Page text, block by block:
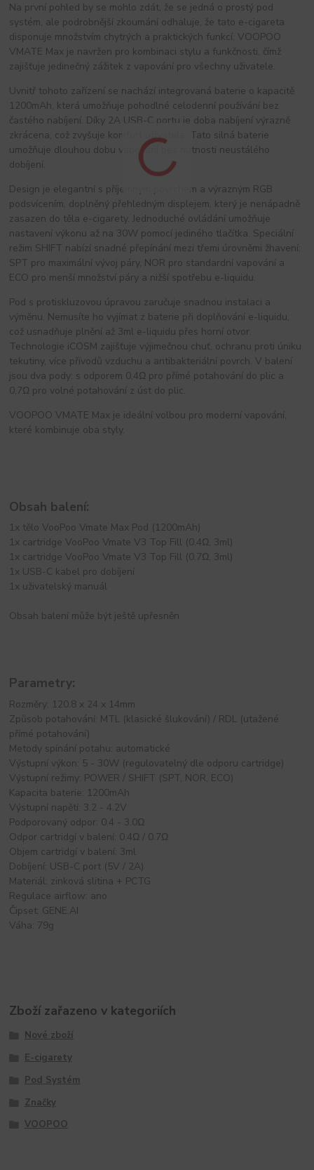
Na první pohled by se mohlo zdát, že se jedná o prostý pod
systém, ale podrobnější zkoumání odhaluje, že tato e-cigareta
disponuje množstvím chytrých a praktických funkcí. VOOPOO
VMATE Max je navržen pro kombinaci stylu a funkčnosti, čímž
zajišťuje jedinečný zážitek z vapování pro všechny uživatele.
Uvnitř tohoto zařízení se nachází integrovaná baterie o kapacitě
1200mAh, která umožňuje pohodlné celodenní používání bez
častého nabíjení. Díky 2A USB-C portu je doba nabíjení výrazně
zkrácena, což zvyšuje komfort uživatele. Tato silná baterie
umožňuje dlouhou dobu vapování bez nutnosti neustálého
dobíjení.
Design je elegantní s příjemným povrchem a výrazným RGB
podsvícením, doplněný přehledným displejem, který je nenápadně
zasazen do těla e-cigarety. Jednoduché ovládání umožňuje
nastavení výkonu až na 30W pomocí jediného tlačítka. Speciální
režim SHIFT nabízí snadné přepínání mezi třemi úrovněmi žhavení:
SPT pro maximální vývoj páry, NOR pro standardní vapování a
ECO pro menší množství páry a nižší spotřebu e-liquidu.
Pod s protiskluzovou úpravou zaručuje snadnou instalaci a
výměnu. Nemusíte ho vyjímat z baterie při doplňování e-liquidu,
což usnadňuje plnění až 3ml e-liquidu přes horní otvor.
Technologie iCOSM zajišťuje výjimečnou chuť, ochranu proti úniku
tekutiny, více přívodů vzduchu a antibakteriální povrch. V balení
jsou dva pody: s odporem 0,4Ω pro přímé potahování do plic a
0,7Ω pro volné potahování z úst do plic.
VOOPOO VMATE Max je ideální volbou pro moderní vapování,
které kombinuje oba styly.
Obsah balení:
1x tělo VooPoo Vmate Max Pod (1200mAh)
1x cartridge VooPoo Vmate V3 Top Fill (0.4Ω, 3ml)
1x cartridge VooPoo Vmate V3 Top Fill (0.7Ω, 3ml)
1x USB-C kabel pro dobíjení
1x uživatelský manuál
Obsah balení může být ještě upřesněn
Parametry:
Rozměry: 120.8 x 24 x 14mm
Způsob potahování: MTL (klasické šlukování) / RDL (utažené
přímé potahování)
Metody spínání potahu: automatické
Výstupní výkon: 5 - 30W (regulovatelný dle odporu cartridge)
Výstupní režimy: POWER / SHIFT (SPT, NOR, ECO)
Kapacita baterie: 1200mAh
Výstupní napětí: 3.2 - 4.2V
Podporovaný odpor: 0.4 - 3.0Ω
Odpor cartridgí v balení: 0.4Ω / 0.7Ω
Objem cartridgí v balení: 3ml
Dobíjení: USB-C port (5V / 2A)
Materiál: zinková slitina + PCTG
Regulace airflow: ano
Čipset: GENE.AI
Váha: 79g
Zboží zařazeno v kategoriích
Nové zboží
E-cigarety
Pod Systém
Značky
VOOPOO